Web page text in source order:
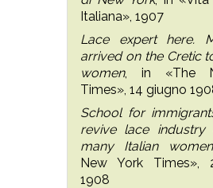
Italiana», 1907
Lace expert here.
arrived on the Cretic
women, in «The
Times», 14 giugno
School for
revive lace industry
many Italian women
New York Times»,
1908